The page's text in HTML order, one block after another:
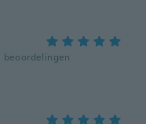
beoordelingen